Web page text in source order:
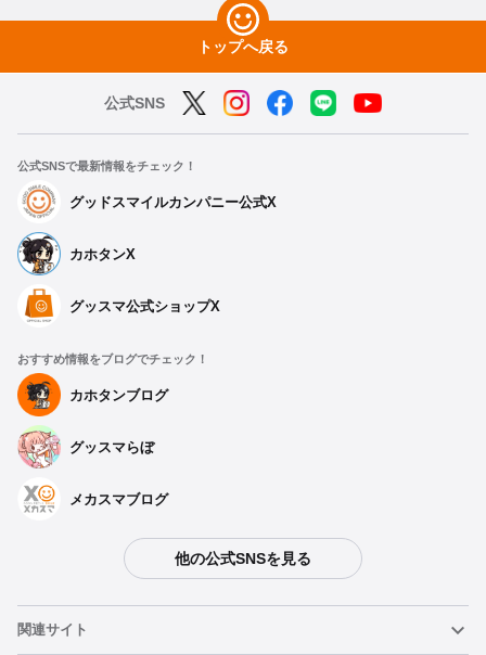
トップへ戻る
公式SNS
公式SNSで最新情報をチェック！
グッドスマイルカンパニー公式X
カホタンX
グッスマ公式ショップX
おすすめ情報をブログでチェック！
カホタンブログ
グッスマらぼ
メカスマブログ
他の公式SNSを見る
関連サイト